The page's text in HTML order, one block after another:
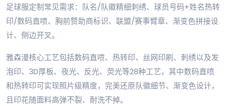
足球服定制常见需求：队名/队徽精细刺绣、球员号码+姓名热转
印/数码直喷、胸前赞助商标识、联盟/赛事臂章、渐变色拼接设
计、侧边开叉。
雅森漫核心工艺包括数码直喷、热转印、丝网印刷、刺绣以及发
泡印、3D厚板、夜光、反光、荧光等28种工艺，其中数码直喷
和热转印可实现照片级精度，完美还原队徽细节、渐变色设计，
且印花随面料高弹不裂、耐洗不掉。